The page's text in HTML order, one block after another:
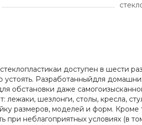
доступен в шести
Разработанныйдля
обстановки даже
шезлонги, столы, кресла,
размеров, моделей и форм. Кроме
неблагоприятных условиях (в